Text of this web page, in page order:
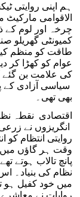
ہم اپنی روایتی
الاقوامی
چرخہ اور لوم کے
کمیونٹی گھریلو
طاقت کو منظم کیا
عوام کو کھڑا کر
کی علامت بن گئے
سیاسی آزادی
بھی تھی۔
اقتصادی نقطہ
انگریزوں نے
روایتی انتظام
وقت ہر گاؤں میں
پانچ تالاب ہوتے
نظام کی بنیاد۔
میں خود کفیل ہو
روایات نے